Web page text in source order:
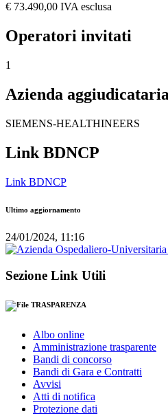
€ 73.490,00 IVA esclusa
Operatori invitati
1
Azienda aggiudicataria
SIEMENS-HEALTHINEERS
Link BDNCP
Link BDNCP
Ultimo aggiornamento
24/01/2024, 11:16
Sezione Link Utili
TRASPARENZA
Albo online
Amministrazione trasparente
Bandi di concorso
Bandi di Gara e Contratti
Avvisi
Atti di notifica
Protezione dati